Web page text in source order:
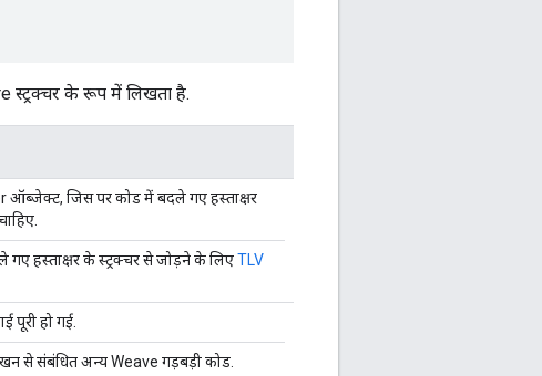
स्ट्रक्चर के रूप में लिखता है.
ऑब्जेक्ट, जिस पर कोड में बदले गए हस्ताक्षर
गए हस्ताक्षर के स्ट्रक्चर से जोड़ने के लिएTLV
पूरी हो गई.
से संबंधित अन्य Weave गड़बड़ी कोड.